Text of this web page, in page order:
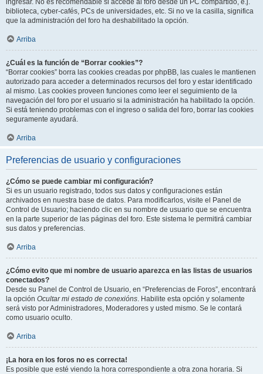
ingresar. No es recomendable si accede al foro desde un PC compartido, e.j.
biblioteca, cyber-cafés, PCs de universidades, etc. Si no ve la casilla, significa
que la administración del foro ha deshabilitado la opción.
Arriba
¿Cuál es la función de “Borrar cookies”?
“Borrar cookies” borra las cookies creadas por phpBB, las cuales le mantienen
autorizado para acceder a determinados recursos del foro y estar identificado
al mismo. Las cookies proveen funciones como leer el seguimiento de la
navegación del foro por el usuario si la administración ha habilitado la opción.
Si está teniendo problemas con el ingreso o salida del foro, borrar las cookies
seguramente ayudará.
Arriba
Preferencias de usuario y configuraciones
¿Cómo se puede cambiar mi configuración?
Si es un usuario registrado, todos sus datos y configuraciones están
archivados en nuestra base de datos. Para modificarlos, visite el Panel de
Control de Usuario; haciendo clic en su nombre de usuario que se encuentra
en la parte superior de las páginas del foro. Este sistema le permitirá cambiar
sus datos y preferencias.
Arriba
¿Cómo evito que mi nombre de usuario aparezca en las listas de usuarios
conectados?
Desde su Panel de Control de Usuario, en “Preferencias de Foros”, encontrará
la opción Ocultar mi estado de conexións. Habilite esta opción y solamente
será visto por Administradores, Moderadores y usted mismo. Se le contará
como usuario oculto.
Arriba
¡La hora en los foros no es correcta!
Es posible que esté viendo la hora correspondiente a otra zona horaria. Si